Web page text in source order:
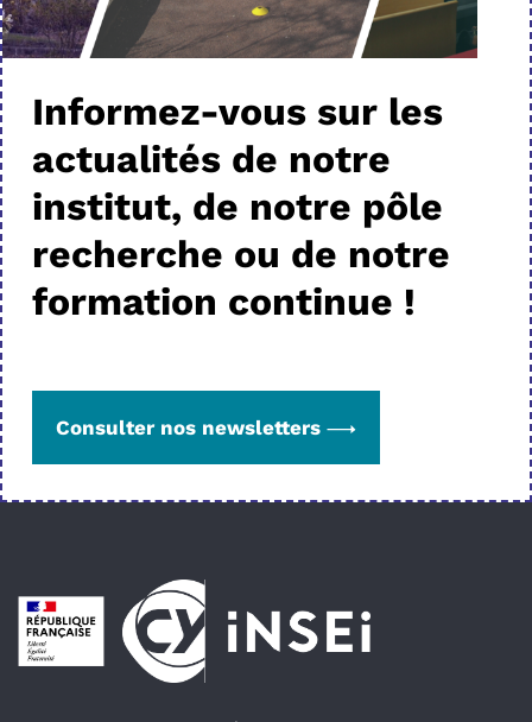
Informez-vous sur les
actualités de notre
institut, de notre pôle
recherche ou de notre
formation continue !
Consulter nos newsletters
Pied de page